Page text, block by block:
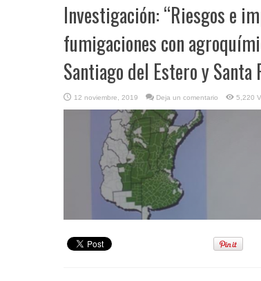
Investigación: “Riesgos e
fumigaciones con
Santiago del Estero y Santa
12 noviembre, 2019 Deja un comentario 5,220